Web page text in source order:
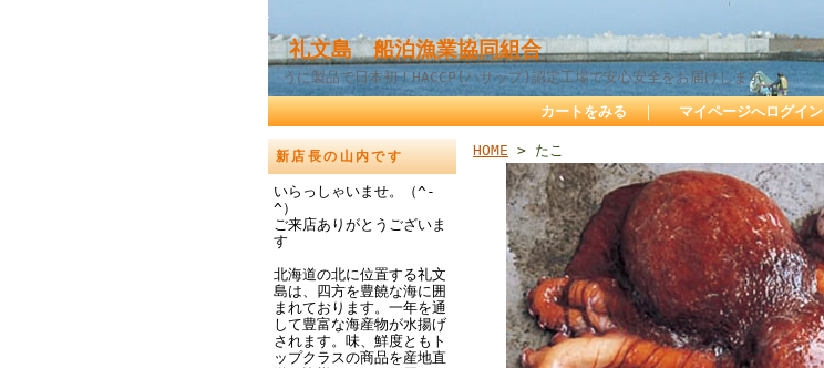
礼文島 船泊漁業協同組合
うに製品で日本初！HACCP(ハサップ)認定工場で安心安全をお届けします
カートをみる ｜ マイページへログイン
新店長の山内です
いらっしゃいませ。（^-
^）
ご来店ありがとうございま
す
北海道の北に位置する礼文
島は、四方を豊饒な海に囲
まれております。一年を通
して豊富な海産物が水揚げ
されます。味、鮮度ともト
ップクラスの商品を産地直
HOME > たこ